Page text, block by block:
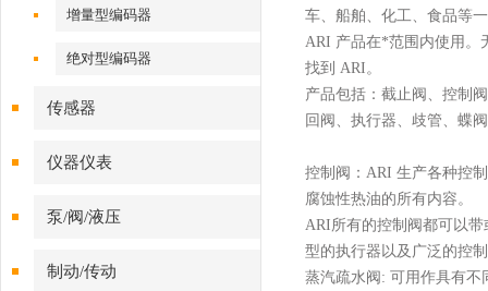
增量型编码器
绝对型编码器
传感器
仪器仪表
泵/阀/液压
制动/传动
车、船舶、化工、食品等
ARI 产品在*范围内使用。
找到 ARI。
产品包括： 截止阀、控制
回阀 、执行器、歧管、蝶
控制阀： ARI 生产各种控
腐蚀性热油的所有内容。
ARI所有的控制阀都可以
型的执行器以及广泛的控
蒸汽疏水阀 : 可用作具有不